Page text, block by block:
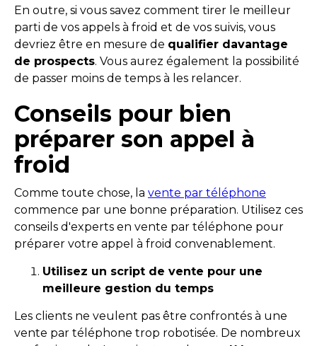
En outre, si vous savez comment tirer le meilleur
parti de vos appels à froid et de vos suivis, vous
devriez être en mesure de qualifier davantage
de prospects. Vous aurez également la possibilité
de passer moins de temps à les relancer.
Conseils pour bien
préparer son appel à
froid
Comme toute chose, la vente par téléphone
commence par une bonne préparation. Utilisez ces
conseils d'experts en vente par téléphone pour
préparer votre appel à froid convenablement.
Utilisez un script de vente pour une
meilleure gestion du temps
Les clients ne veulent pas être confrontés à une
vente par téléphone trop robotisée. De nombreux